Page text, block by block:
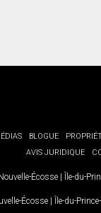
BLOGUE
AVIS JURIDIQUE
Écosse | Île-du-
Écosse | Île-du-